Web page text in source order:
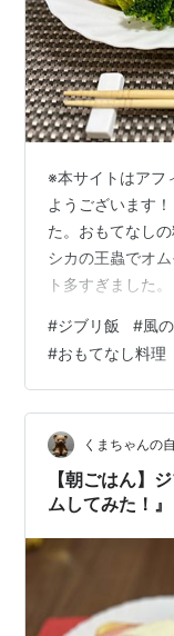
※本サイトはアフ
ようございます
た。おもてなし
シカの王蟲でオ
ト多すぎました
焼きそばを包ん
トは、卵焼きの
す！ 友人は王蟲
イチでした。ち
「王蟲はこれだ
た。 こんなリア
#ジブリ飯 #風
#おもてなし料理
くまちゃんの
【朝ごはん】
ムしてみた！』